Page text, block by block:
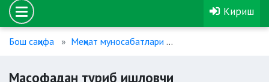
Кириш
Бош саҳифа Меҳнат муносабатлари
Масофадан туриб ишловчи